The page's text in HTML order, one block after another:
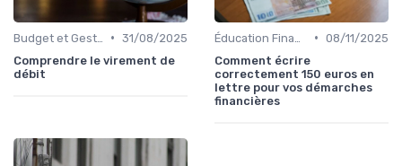
• 31/08/2025
Comprendre le virement de
débit
• 08/11/2025
Comment écrire
correctement 150 euros en
lettre pour vos démarches
financières